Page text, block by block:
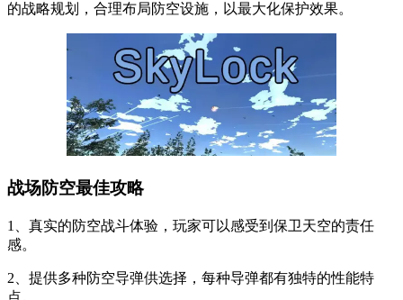
的战略规划，合理布局防空设施，以最大化保护效果。
战场防空最佳攻略
1、真实的防空战斗体验，玩家可以感受到保卫天空的责任
感。
2、提供多种防空导弹供选择，每种导弹都有独特的性能特
点。